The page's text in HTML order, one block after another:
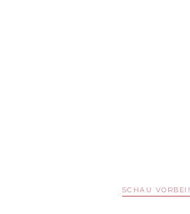
SCHAU VORBEI!